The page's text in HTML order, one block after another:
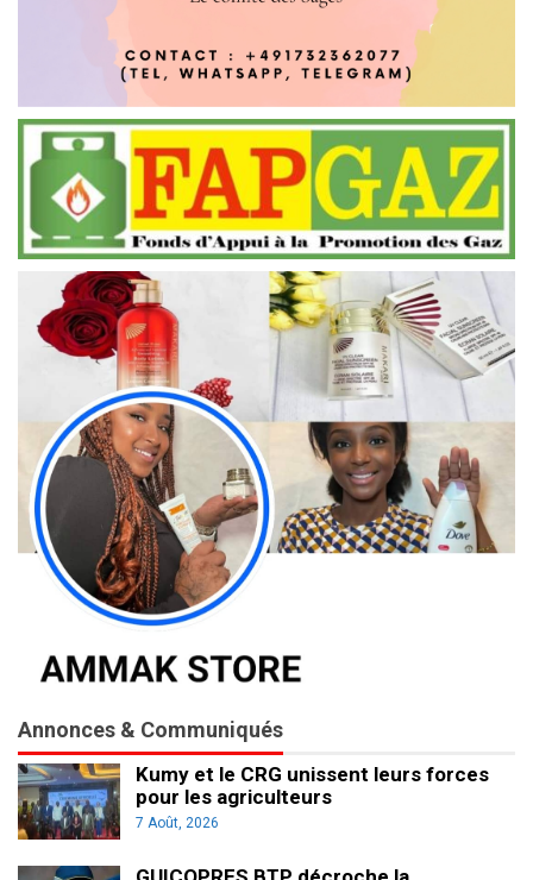
Annonces & Communiqués
Kumy et le CRG unissent leurs forces
pour les agriculteurs
7 Août, 2026